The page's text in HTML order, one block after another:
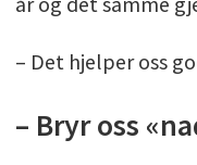
– Det hjelper oss
– Bryr oss